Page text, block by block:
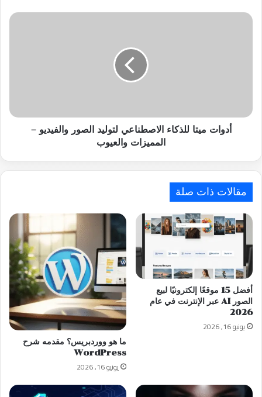
العملية
أدوات
المميزات
والعيوبأدوات ميتا للذكاء الاصطناعي لتوليد الصور والفيديو –
المميزات والعيوب
مقالات ذات صلة
أفضل 15 موقعًا إلكترونيًا لبيع
الصور AI عبر الإنترنت في عام
2026
يونيو 16, 2026
ما هو ووردبريس؟ مقدمه شرح
WordPress
يونيو 16, 2026